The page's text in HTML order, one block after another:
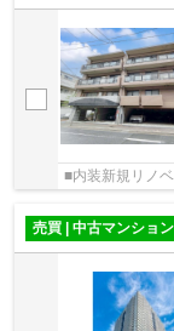
■内装新規リノ
売買 | 中古マンション